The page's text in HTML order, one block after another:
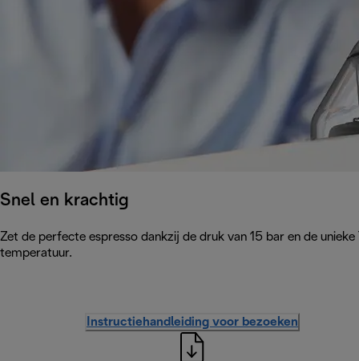
Snel en krachtig
Zet de perfecte espresso dankzij de druk van 15 bar en de
temperatuur.
Instructiehandleiding voor bezoeken